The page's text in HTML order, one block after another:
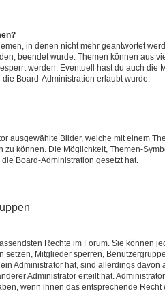
in denen nicht mehr geantwortet
beendet wurde. Themen können aus
werden. Eventuell hast du auch die
Board-Administration erlaubt wurde.
ausgewählte Bilder, welche mit einem
zu können. Die Möglichkeit, Themen-
Board-Administration gesetzt hat.
Rechte im Forum. Sie können
setzen, Mitglieder sperren,
Administrator hat, sind allerdings
Administrator erteilt hat.
wenn ihnen das entsprechende Recht